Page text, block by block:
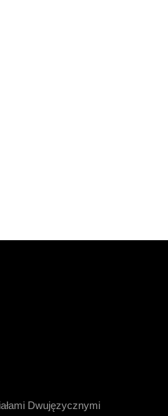
Dwujęzycznymi